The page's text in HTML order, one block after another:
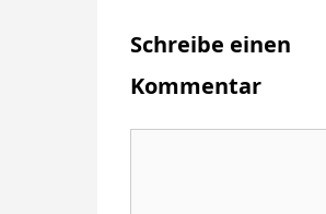
Schreibe einen
Kommentar